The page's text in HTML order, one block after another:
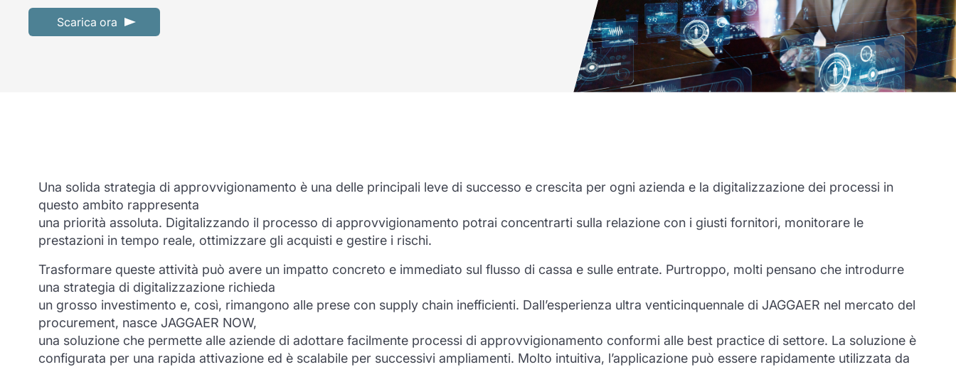
Scarica ora
Una solida strategia di approvvigionamento è una delle principali leve di successo e crescita per ogni azienda e la digitalizzazione dei processi in
questo ambito rappresenta
una priorità assoluta. Digitalizzando il processo di approvvigionamento potrai concentrarti sulla relazione con i giusti fornitori, monitorare le
prestazioni in tempo reale, ottimizzare gli acquisti e gestire i rischi.
Trasformare queste attività può avere un impatto concreto e immediato sul flusso di cassa e sulle entrate. Purtroppo, molti pensano che introdurre
una strategia di digitalizzazione richieda
un grosso investimento e, così, rimangono alle prese con supply chain inefficienti. Dall’esperienza ultra venticinquennale di JAGGAER nel mercato del
procurement, nasce JAGGAER NOW,
una soluzione che permette alle aziende di adottare facilmente processi di approvvigionamento conformi alle best practice di settore. La soluzione è
configurata per una rapida attivazione ed è scalabile per successivi ampliamenti. Molto intuitiva, l’applicazione può essere rapidamente utilizzata da